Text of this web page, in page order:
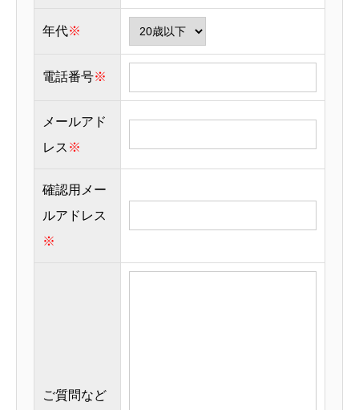
年代※
電話番号※
メールアド
レス ※
確認用メー
ルアドレス
※
ご質問など